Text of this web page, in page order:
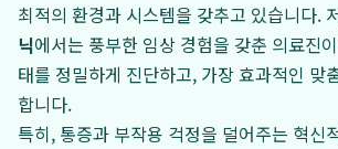
최적의 환경과 시스템을 갖추고 있습니다.
닉에서는 풍부한 임상 경험을 갖춘 의료진
태를 정밀하게 진단하고, 가장 효과적인 맞
합니다.
특히, 통증과 부작용 걱정을 덜어주는 혁신